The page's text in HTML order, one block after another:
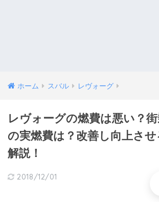
ホーム スバル レヴォーグ
レヴォーグの燃費は悪い？
の実燃費は？改善し向上さ
解説！
2018/12/01